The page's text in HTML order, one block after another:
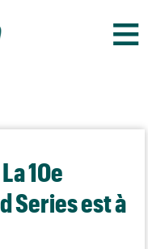
≡
10e
Series est à